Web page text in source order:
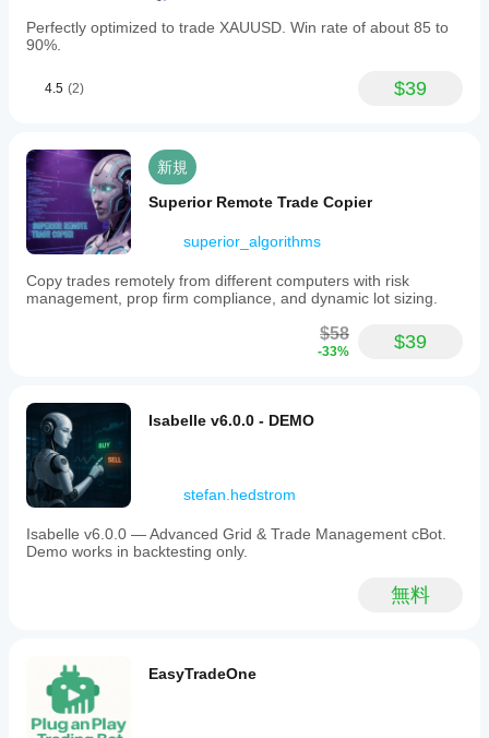
Perfectly optimized to trade XAUUSD. Win rate of about 85 to
90%.
4.5 (2) $39
新規
Superior Remote Trade Copier
superior_algorithms
Copy trades remotely from different computers with risk
management, prop firm compliance, and dynamic lot sizing.
$58
-33% $39
Isabelle v6.0.0 - DEMO
stefan.hedstrom
Isabelle v6.0.0 — Advanced Grid & Trade Management cBot.
Demo works in backtesting only.
無料
EasyTradeOne